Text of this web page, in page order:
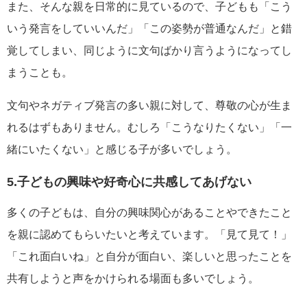
また、そんな親を日常的に見ているので、子どもも「こう
いう発言をしていいんだ」「この姿勢が普通なんだ」と錯
覚してしまい、同じように文句ばかり言うようになってし
まうことも。
文句やネガティブ発言の多い親に対して、尊敬の心が生ま
れるはずもありません。むしろ「こうなりたくない」「一
緒にいたくない」と感じる子が多いでしょう。
5.子どもの興味や好奇心に共感してあげない
多くの子どもは、自分の興味関心があることやできたこと
を親に認めてもらいたいと考えています。「見て見て！」
「これ面白いね」と自分が面白い、楽しいと思ったことを
共有しようと声をかけられる場面も多いでしょう。